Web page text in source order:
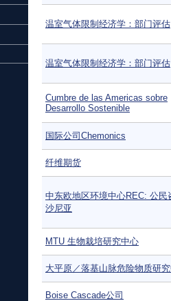
温室气体限制经济学：部门评估
温室气体限制经济学：部门评估
Cumbre de las Americas sobre
Desarrollo Sostenible
国际公司Chemonics
纤维期货
中东欧地区环境中心REC: 公民
沙尼亚
MTU 生物栽培研究中心
大平原／落基山脉危险物质研
Boise Cascade公司